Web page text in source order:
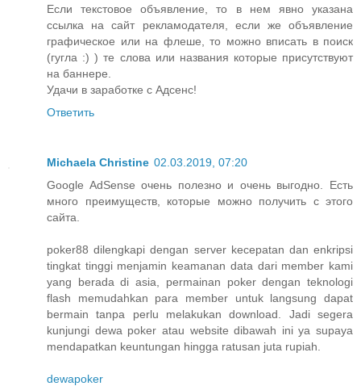
Если текстовое объявление, то в нем явно указана
ссылка на сайт рекламодателя, если же объявление
графическое или на флеше, то можно вписать в поиск
(гугла :) ) те слова или названия которые присутствуют
на баннере.
Удачи в заработке с Адсенс!
Ответить
Michaela Christine 02.03.2019, 07:20
Google AdSense очень полезно и очень выгодно. Есть
много преимуществ, которые можно получить с этого
сайта.
poker88 dilengkapi dengan server kecepatan dan enkripsi
tingkat tinggi menjamin keamanan data dari member kami
yang berada di asia, permainan poker dengan teknologi
flash memudahkan para member untuk langsung dapat
bermain tanpa perlu melakukan download. Jadi segera
kunjungi dewa poker atau website dibawah ini ya supaya
mendapatkan keuntungan hingga ratusan juta rupiah.
dewapoker